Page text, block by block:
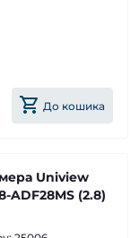
До кошика
Uniview
ADF28MS (2.8)